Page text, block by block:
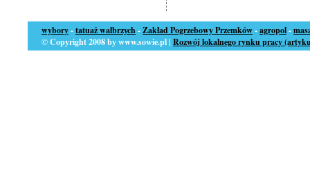
wybory-tatuaż wałbrzych-Zakład Pogrzebowy Przemków-agropol-
© Copyright 2008 by www.sowie.pl | Rozwój lokalnego rynku pracy